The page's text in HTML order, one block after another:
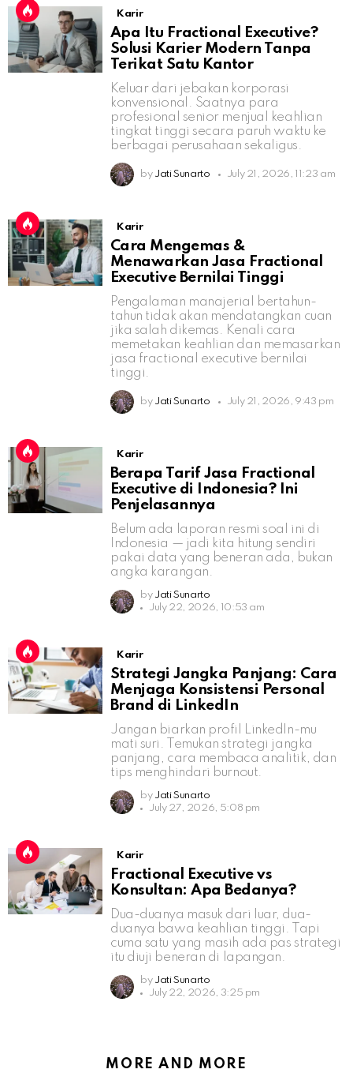
Karir
Apa Itu Fractional Executive?
Solusi Karier Modern Tanpa
Terikat Satu Kantor
Keluar dari jebakan korporasi
konvensional. Saatnya para
profesional senior menjual keahlian
tingkat tinggi secara paruh waktu ke
berbagai perusahaan sekaligus.
by Jati Sunarto July 21, 2026, 11:23 am
Karir
Cara Mengemas &
Menawarkan Jasa Fractional
Executive Bernilai Tinggi
Pengalaman manajerial bertahun-
tahun tidak akan mendatangkan cuan
jika salah dikemas. Kenali cara
memetakan keahlian dan memasarkan
jasa fractional executive bernilai
tinggi.
by Jati Sunarto July 21, 2026, 9:43 pm
Karir
Berapa Tarif Jasa Fractional
Executive di Indonesia? Ini
Penjelasannya
Belum ada laporan resmi soal ini di
Indonesia — jadi kita hitung sendiri
pakai data yang beneran ada, bukan
angka karangan.
by Jati Sunarto
July 22, 2026, 10:53 am
Karir
Strategi Jangka Panjang: Cara
Menjaga Konsistensi Personal
Brand di LinkedIn
Jangan biarkan profil LinkedIn-mu
mati suri. Temukan strategi jangka
panjang, cara membaca analitik, dan
tips menghindari burnout.
by Jati Sunarto
July 27, 2026, 5:08 pm
Karir
Fractional Executive vs
Konsultan: Apa Bedanya?
Dua-duanya masuk dari luar, dua-
duanya bawa keahlian tinggi. Tapi
cuma satu yang masih ada pas strategi
itu diuji beneran di lapangan.
by Jati Sunarto
July 22, 2026, 3:25 pm
MORE AND MORE